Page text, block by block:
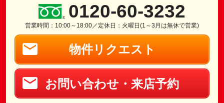
0120-60-3232
営業時間：10:00～18:00／定休日：火曜日(1～3月は無休で営業)
物件リクエスト
お問い合わせ・来店予約